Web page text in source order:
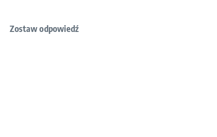
Zostaw odpowiedź